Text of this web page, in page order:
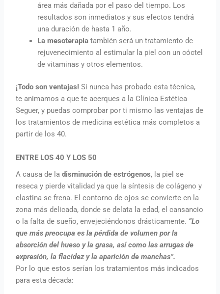
área más dañada por el paso del tiempo. Los
resultados son inmediatos y sus efectos tendrá
una duración de hasta 1 año.
La mesoterapia también será un tratamiento de
rejuvenecimiento al estimular la piel con un cóctel
de vitaminas y otros elementos.
¡Todo sonventajas!Si nunca has probado esta técnica,
te animamos a que te acerques a la Clínica Estética
Seguer, y puedas comprobar por ti mismo las ventajas de
los tratamientos de medicina estética más completos a
partir de los 40.
ENTRE LOS 40 Y LOS 50
A causa de ladisminución de estrógenos, la piel se
reseca y pierde vitalidad ya que la síntesis de colágeno y
elastina se frena. El contorno de ojos se convierte en la
zona más delicada, donde se delata la edad, el cansancio
o la falta de sueño, envejeciéndonos drásticamente. “Lo
que más preocupa es la pérdida de volumen por la
absorción del hueso y la grasa, así como las arrugas de
expresión, la flacidez y la aparición de manchas”.
Por lo que estos serían los tratamientos más indicados
para esta década: